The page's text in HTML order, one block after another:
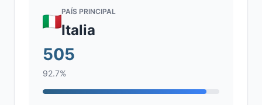
PAÍS PRINCIPAL
Italia
505
92.7%